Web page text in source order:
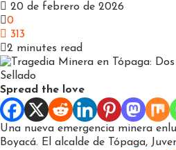
20 de febrero de 2026
0
313
2 minutes read
Spread the love
Una nueva emergencia minera
Boyacá. El alcalde de Tópaga,